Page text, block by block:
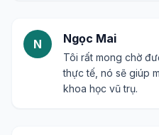
N Ngọc Mai
Tôi rất mong chờ
thực tế, nó sẽ giúp
khoa học vũ trụ.